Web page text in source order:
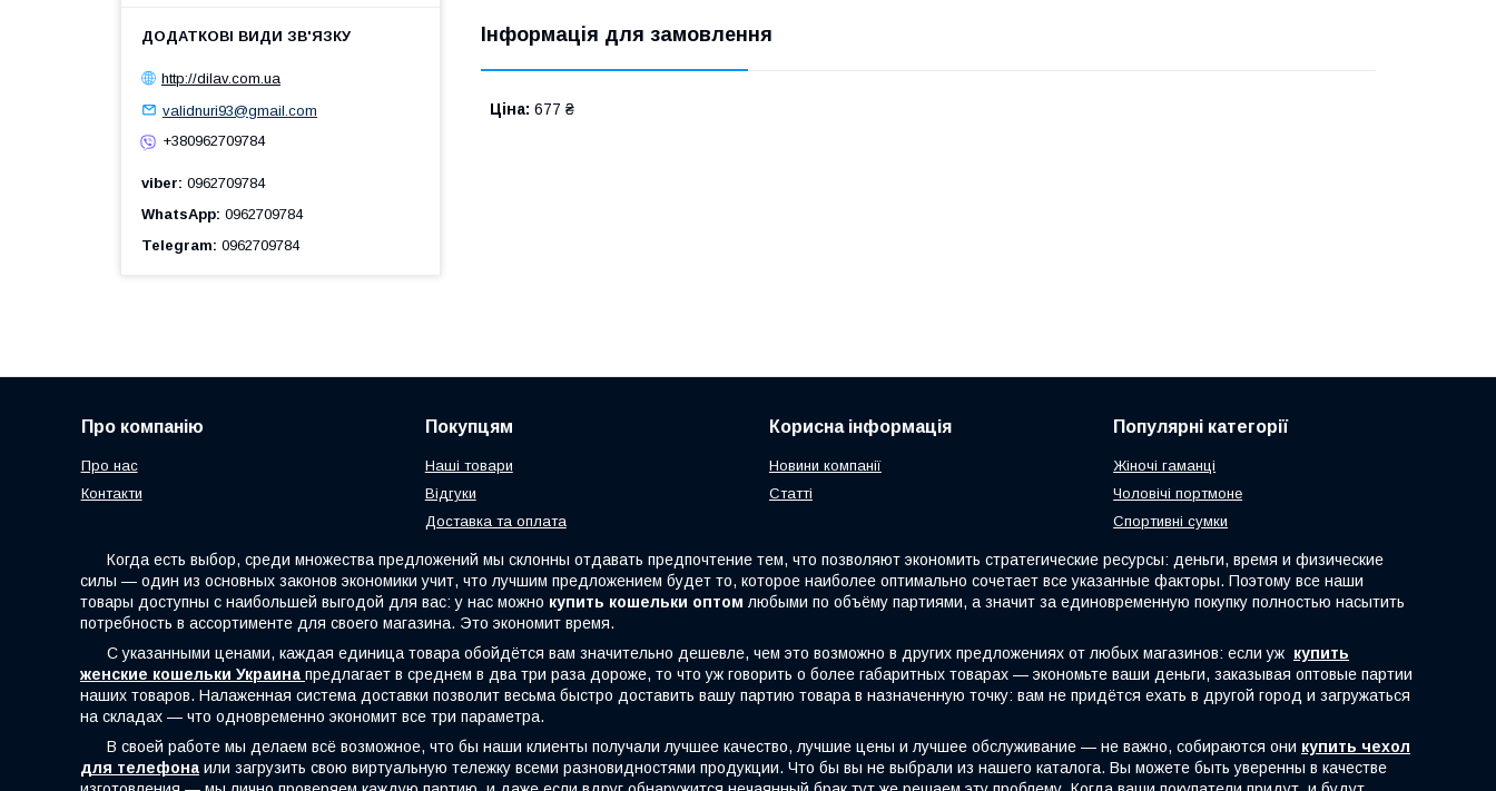
Інформація для замовлення
Ціна: 677 ₴
http://dilav.com.ua
validnuri93@gmail.com
+380962709784
viber 0962709784
WhatsApp 0962709784
Telegram 0962709784
Про компанію
Про нас
Контакти
Покупцям
Наші товари
Відгуки
Доставка та оплата
Корисна інформація
Новини компанії
Статті
Популярні категорії
Жіночі гаманці
Чоловічі портмоне
Спортивні сумки
Когда есть выбор, среди множества предложений мы склонны отдавать предпочтение тем, что позволяют экономить стратегические ресурсы: деньги, время и физические
силы — один из основных законов экономики учит, что лучшим предложением будет то, которое наиболее оптимально сочетает все указанные факторы. Поэтому все наши
товары доступны с наибольшей выгодой для вас: у нас можно купить кошельки оптом любыми по объёму партиями, а значит за единовременную покупку полностью насытить
потребность в ассортименте для своего магазина. Это экономит время.
С указанными ценами, каждая единица товара обойдётся вам значительно дешевле, чем это возможно в других предложениях от любых магазинов: если уж купить
женские кошельки Украина предлагает в среднем в два три раза дороже, то что уж говорить о более габаритных товарах — экономьте ваши деньги, заказывая оптовые партии
наших товаров. Налаженная система доставки позволит весьма быстро доставить вашу партию товара в назначенную точку: вам не придётся ехать в другой город и загружаться
на складах — что одновременно экономит все три параметра.
В своей работе мы делаем всё возможное, что бы наши клиенты получали лучшее качество, лучшие цены и лучшее обслуживание — не важно, собираются они купить чехол
для телефона или загрузить свою виртуальную тележку всеми разновидностями продукции. Что бы вы не выбрали из нашего каталога. Вы можете быть уверенны в качестве